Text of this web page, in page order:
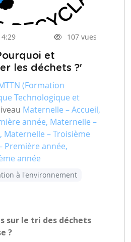
107 vues
et
les déchets ?'
(Formation
Technologique et
Maternelle – Accueil,
année, Maternelle –
Maternelle – Troisième
Première année,
année
à l'environnement
sur le tri des déchets
?